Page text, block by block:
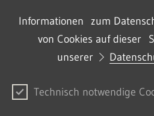
Informationen zum
von Cookies auf dieser
unserer
Technisch notwendige